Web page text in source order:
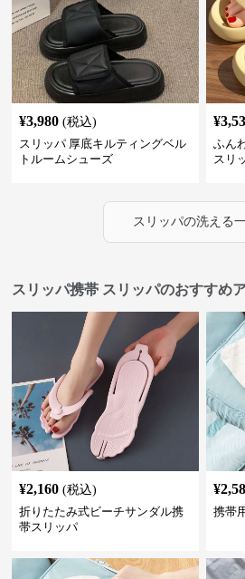
¥3,980 (税込)
スリッパ 厚底キルティングベル
トルームシューズ
¥
ふん
スリ
スリッパの洗える
スリッパ携帯 スリッパのおすすめ
¥2,160 (税込)
折りたたみ式ビーチサンダル携
帯スリッパ
¥
携帯